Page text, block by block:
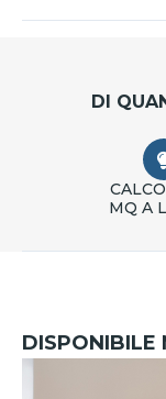
DI
MQ A
DISPONIBILE